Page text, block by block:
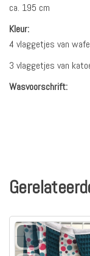
ca. 195 cm
Kleur:
4 vlaggetjes van
3 vlaggetjes van
Wasvoorschrift: